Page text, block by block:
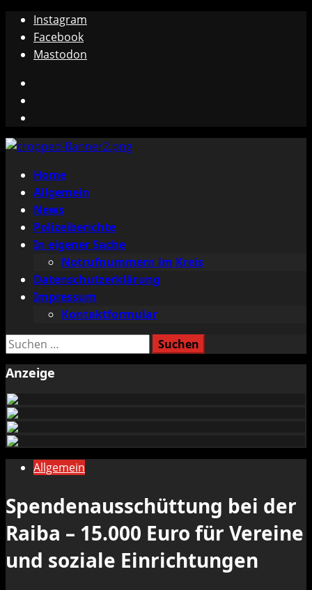
Zum
Inhalt
springen
Instagram
Facebook
Mastodon
Primäres
Menü
Home
Allgemein
News
Polizeiberichte
In eigener Sache
Notrufnummern im Kreis
Datenschutzerklärung
Impressum
Kontaktformular
Suchen
Anzeige
Allgemein
Spendenausschüttung bei der
Raiba – 15.000 Euro für Vereine
und soziale Einrichtungen